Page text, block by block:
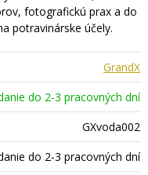
fotografickú prax a do
potravinárske účely.
GrandX
do 2-3 pracovných dní
GXvoda002
do 2-3 pracovných dní